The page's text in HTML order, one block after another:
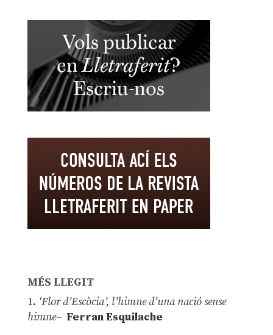
MÉS LLEGIT
1. ‘Flor d’Escòcia’, l’himne d’una nació sense
himne– Ferran Esquilache